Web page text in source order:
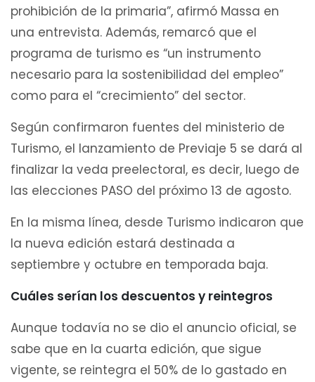
prohibición de la primaria”, afirmó Massa en
una entrevista. Además, remarcó que el
programa de turismo es “un instrumento
necesario para la sostenibilidad del empleo”
como para el “crecimiento” del sector.
Según confirmaron fuentes del ministerio de
Turismo, el lanzamiento de Previaje 5 se dará al
finalizar la veda preelectoral, es decir, luego de
las elecciones PASO del próximo 13 de agosto.
En la misma línea, desde Turismo indicaron que
la nueva edición estará destinada a
septiembre y octubre en temporada baja.
Cuáles serían los descuentos y reintegros
Aunque todavía no se dio el anuncio oficial, se
sabe que en la cuarta edición, que sigue
vigente, se reintegra el 50% de lo gastado en